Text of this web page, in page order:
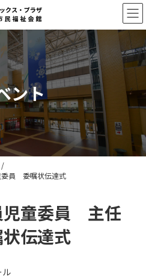
ント
員 委嘱状伝達式
児童委員 主任
伝達式
ル